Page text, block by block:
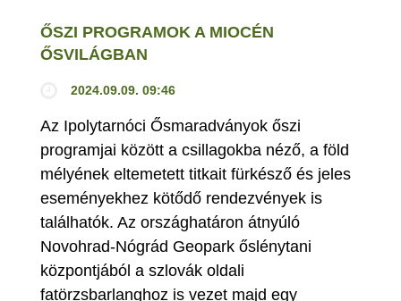
ŐSZI PROGRAMOK A MIOCÉN
ŐSVILÁGBAN
2024.09.09. 09:46
Az Ipolytarnóci Ősmaradványok őszi
programjai között a csillagokba néző, a föld
mélyének eltemetett titkait fürkésző és jeles
eseményekhez kötődő rendezvények is
találhatók. Az országhatáron átnyúló
Novohrad-Nógrád Geopark őslénytani
központjából a szlovák oldali
fatörzsbarlanghoz is vezet majd egy